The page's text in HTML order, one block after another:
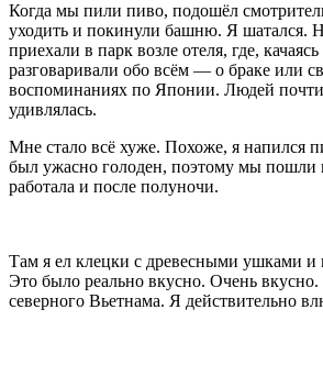
Когда мы пили пиво, подошёл
уходить и покинули башню. Я шатался.
приехали в парк возле отеля, где, качаясь
разговаривали обо всём — о браке или
воспоминаниях по Японии. Людей
удивлялась.
Мне стало всё хуже. Похоже, я напился
был ужасно голоден, поэтому мы пошли
работала и после полуночи.
Там я ел клецки с древесными ушками и
Это было реально вкусно. Очень вкусно.
северного Вьетнама. Я действительно